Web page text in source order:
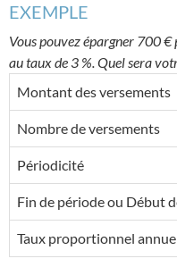
EXEMPLE
Vous pouvez épargner 700
au taux de 3 %. Quel sera
Montant des versements
Nombre de versements
Périodicité
Fin de période ou Début
Taux proportionnel